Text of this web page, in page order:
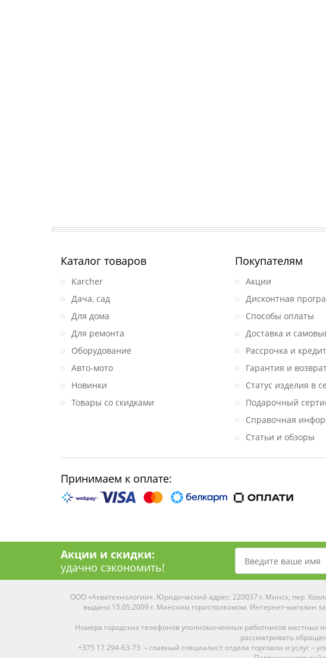
Каталог товаров
Karcher
Дача, сад
Для дома
Для ремонта
Оборудование
Авто-мото
Новинки
Товары со скидками
Покупателям
Акции
Дисконтная
Способы оплаты
Доставка и
Рассрочка и кредит
Гарантия и
Статус изделия в
Подарочный
Справочная
Статьи и обзоры
Принимаем к оплате:
Акции и скидки:
удачно сэкономить!
ООО «Акватехнологии». Юридический адрес: 220037 г. Минск, пер.
выдано 15.05.2009 г. Минским горисполкомом. Интернет-магазин
Номера городских телефонов уполномоченных работников местных
рассматривать
+375 17 294-63-73 – главный специалист отдела торговли и услуг